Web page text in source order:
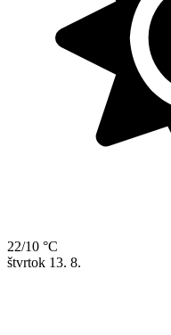
22/10 °C
štvrtok 13. 8.